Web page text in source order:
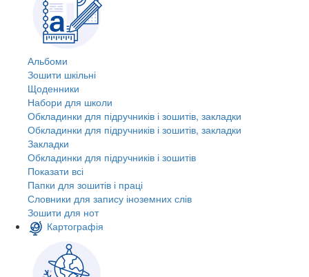
Альбоми
Зошити шкільні
Щоденники
Набори для школи
Обкладинки для підручників і зошитів, закладки
Обкладинки для підручників і зошитів, закладки
Закладки
Обкладинки для підручників і зошитів
Показати всі
Папки для зошитів і праці
Словники для запису іноземних слів
Зошити для нот
Картографія